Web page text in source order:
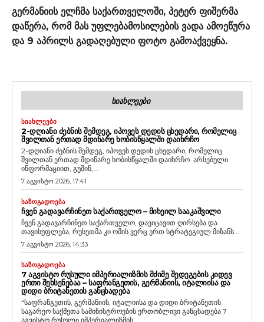
გერმანიის ელჩმა საქართველოში, პეტერ ფიშერმა
დაწერა, რომ მას უფლებამოსილების ვადა ამოეწურა
და 9 აპრილს გადაღებული ფოტო გამოაქვეყნა.
ᲡᲘᲐᲮᲚᲔᲔᲑᲘ
ᲡᲘᲐᲮᲚᲔᲔᲑᲘ
2-ᲓᲦᲘᲐᲜᲘ ᲫᲔᲑᲜᲘᲡ ᲨᲔᲛᲓᲔᲒ, ᲘᲞᲝᲕᲔᲡ ᲓᲔᲓᲘᲡ ᲪᲮᲔᲓᲐᲠᲘ, ᲠᲝᲛᲔᲚᲘᲪ
ᲨᲕᲘᲚᲗᲐᲜ ᲔᲠᲗᲐᲓ ᲛᲓᲘᲜᲐᲠᲔ ᲮᲝᲑᲘᲡᲬᲧᲐᲚᲨᲘ ᲓᲐᲘᲮᲠᲩᲝ
2-დღიანი ძებნის შემდეგ, იპოვეს დედის ცხედარი, რომელიც
შვილთან ერთად მდინარე ხობისწყალში დაიხრჩო. არსებული
ინფორმაციით, გუშინ,...
7 აგვისტო 2026, 17:41
ᲡᲐᲖᲝᲒᲐᲓᲝᲔᲑᲐ
ᲩᲕᲔᲜ ᲒᲐᲓᲐᲕᲐᲠᲩᲘᲜᲔᲗ ᲡᲐᲥᲐᲠᲗᲕᲔᲚᲝ – ᲛᲘᲮᲔᲘᲚ ᲡᲐᲐᲙᲐᲨᲕᲘᲚᲘ
ჩვენ გადავარჩინეთ საქართველო, დავიცავით ღირსება და
თავისუფლება, რუსეთმა კი ომის ვერც ერთ სტრატეგიულ მიზანს...
7 აგვისტო 2026, 14:33
ᲡᲐᲖᲝᲒᲐᲓᲝᲔᲑᲐ
7 ᲐᲒᲕᲘᲡᲢᲝ ᲠᲣᲡᲣᲚᲘ ᲘᲛᲞᲔᲠᲘᲐᲚᲘᲖᲛᲘᲡ ᲛᲫᲘᲛᲔ ᲨᲔᲓᲔᲒᲔᲑᲘᲡ ᲙᲘᲓᲔᲕ
ᲔᲠᲗᲘ ᲨᲔᲮᲡᲔᲜᲔᲑᲐᲐ – ᲡᲐᲤᲠᲐᲜᲒᲔᲗᲘᲡ, ᲒᲔᲠᲛᲐᲜᲘᲘᲡ, ᲘᲢᲐᲚᲘᲘᲡᲐ ᲓᲐ
ᲓᲘᲓᲘ ᲑᲠᲘᲢᲐᲜᲔᲗᲘᲡ ᲒᲐᲜᲪᲮᲐᲓᲔᲑᲐ
“საფრანგეთის, გერმანიის, იტალიისა და დიდი ბრიტანეთის
საგარეო საქმეთა სამინისტროების ერთობლივი განცხადება 7
აგვისტო რუსული იმპერიალიზმის...